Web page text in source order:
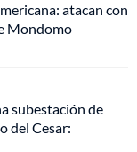
atacan con
Mondomo
subestación de
del Cesar: